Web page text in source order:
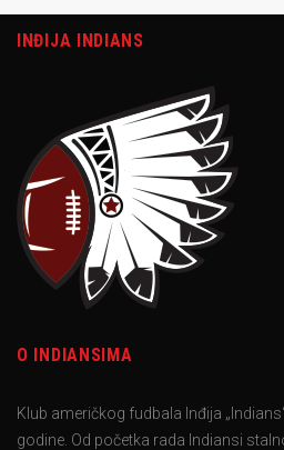
INĐIJA INDIANS
O INDIANSIMA
Klub američkog fudbala Inđija
godine. Od početka rada Indiansi